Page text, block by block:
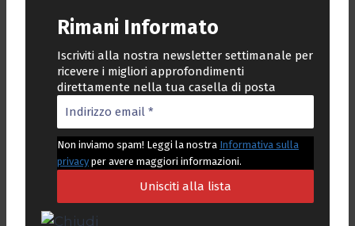
Rimani Informato
Iscriviti alla nostra newsletter settimanale per
ricevere i migliori approfondimenti
direttamente nella tua casella di posta
Non inviamo spam! Leggi la nostra Informativa sulla
privacy per avere maggiori informazioni.